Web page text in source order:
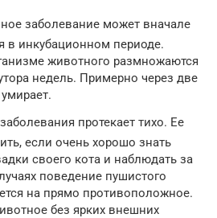
заболевание может вначале
в инкубационном периоде.
животного размножаются
недель. Примерно через две
протекает тихо. Ее
если очень хорошо знать
своего кота и наблюдать за
поведение пушистого
на прямо противоположное.
без ярких внешних